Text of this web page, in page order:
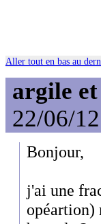
Aller tout en bas au
argile
22/06/
Bonjour,
j'ai une
opéartion)